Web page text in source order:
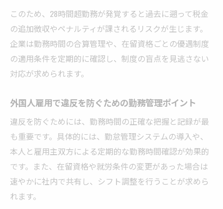
このため、28時間超勤務が発覚すると過去に遡って税金
の追加徴収やペナルティが課されるリスクが生じます。
企業は勤務時間の合算管理や、在留資格ごとの優遇制度
の適用条件を定期的に確認し、制度の盲点を見逃さない
対応が求められます。
外国人雇用で違反を防ぐための勤務管理ポイント
違反を防ぐためには、勤務時間の正確な把握と記録が最
も重要です。具体的には、勤怠管理システムの導入や、
本人と雇用主双方による定期的な勤務時間確認が効果的
です。また、在留資格や就労条件の変更があった場合は
速やかに社内で共有し、シフト調整を行うことが求めら
れます。